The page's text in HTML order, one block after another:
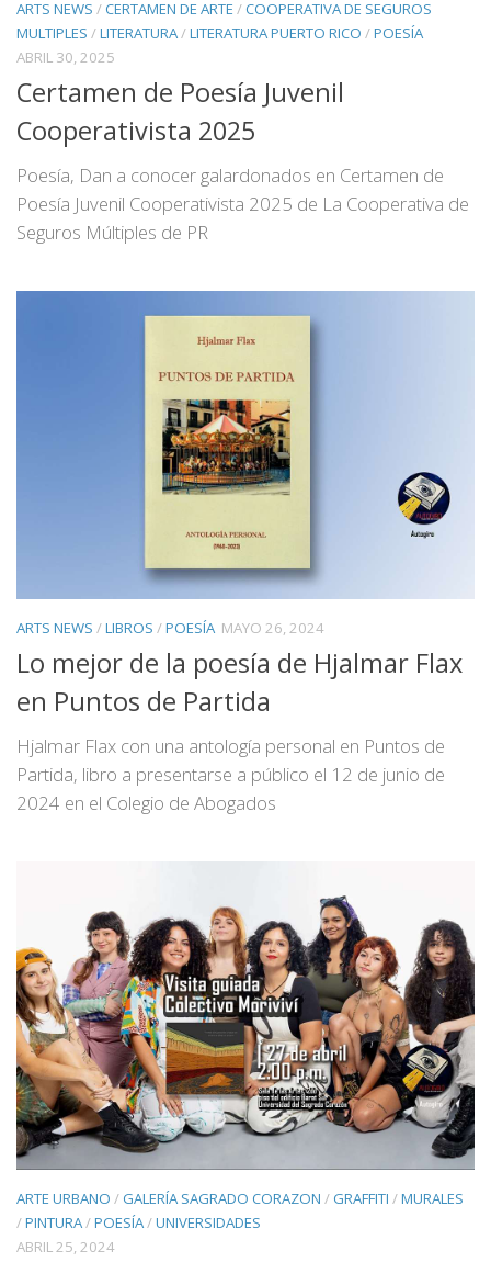
ARTS NEWS /CERTAMEN DE ARTE /COOPERATIVA DE SEGUROS
MULTIPLES /LITERATURA/LITERATURA PUERTO RICO /POESÍA
ABRIL 30, 2025
Certamen de Poesía Juvenil
Cooperativista 2025
Poesía, Dan a conocer galardonados en Certamen de
Poesía Juvenil Cooperativista 2025 de La Cooperativa de
Seguros Múltiples de PR
ARTS NEWS /LIBROS /POESÍA MAYO 26, 2024
Lo mejor de la poesía de Hjalmar Flax
en Puntos de Partida
Hjalmar Flax con una antología personal en Puntos de
Partida, libro a presentarse a público el 12 de junio de
2024 en el Colegio de Abogados
ARTE URBANO / GALERÍA SAGRADO CORAZON / GRAFFITI /MURALES
/PINTURA/POESÍA/UNIVERSIDADES
ABRIL 25, 2024